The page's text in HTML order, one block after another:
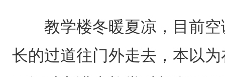
教学楼冬暖夏凉，目前空
长的过道往门外走去，本以